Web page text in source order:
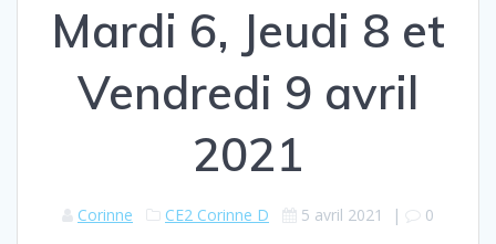
Mardi 6, Jeudi 8 et
Vendredi 9 avril
2021
Corinne CE2 Corinne D 5 avril 2021 | 0